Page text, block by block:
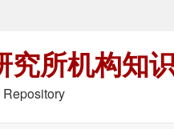
究所机构知